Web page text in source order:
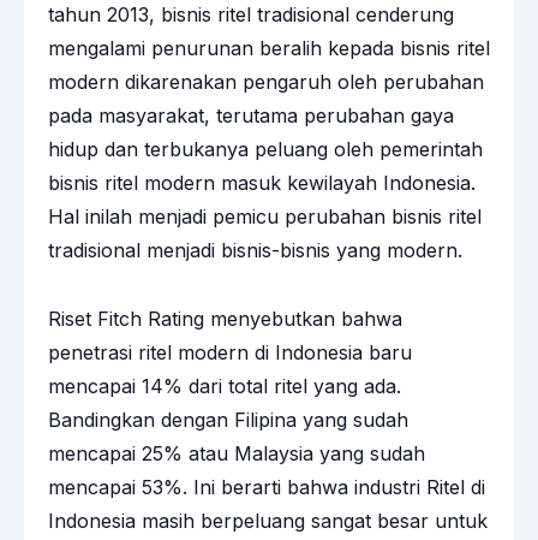
tahun 2013, bisnis ritel tradisional cenderung
mengalami penurunan beralih kepada bisnis ritel
modern dikarenakan pengaruh oleh perubahan
pada masyarakat, terutama perubahan gaya
hidup dan terbukanya peluang oleh pemerintah
bisnis ritel modern masuk kewilayah Indonesia.
Hal inilah menjadi pemicu perubahan bisnis ritel
tradisional menjadi bisnis-bisnis yang modern.
Riset Fitch Rating menyebutkan bahwa
penetrasi ritel modern di Indonesia baru
mencapai 14% dari total ritel yang ada.
Bandingkan dengan Filipina yang sudah
mencapai 25% atau Malaysia yang sudah
mencapai 53%. Ini berarti bahwa industri Ritel di
Indonesia masih berpeluang sangat besar untuk